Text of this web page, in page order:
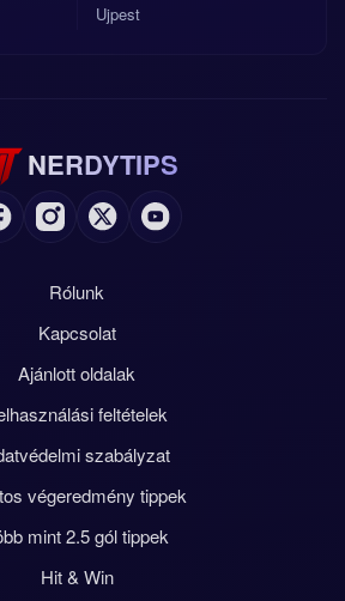
Ujpest
NERDYTIPS
Rólunk
Kapcsolat
Ajánlott oldalak
feltételek
szabályzat
végeredmény tippek
mint 2.5 gól tippek
Hit & Win